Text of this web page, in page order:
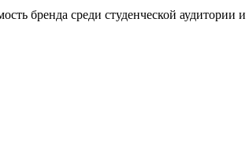
бренда среди студенческой аудитории